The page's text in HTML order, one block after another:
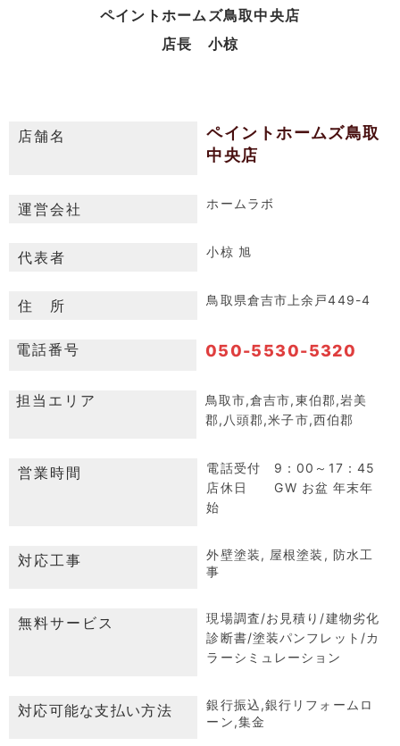
ペイントホームズ鳥取中央店
店長 小椋
店舗名
ペイントホームズ鳥取
中央店
運営会社 ホームラボ
代表者 小椋 旭
住 所 鳥取県倉吉市上余戸449-4
電話番号 050-5530-5320
担当エリア
鳥取市,倉吉市,東伯郡,岩美
郡,八頭郡,米子市,西伯郡
営業時間
電話受付 9：00～17：45
店休日 GW お盆 年末年
始
対応工事
外壁塗装, 屋根塗装, 防水工
事
無料サービス
現場調査/お見積り/建物劣化
診断書/塗装パンフレット/カ
ラーシミュレーション
対応可能な支払い方法
銀行振込,銀行リフォームロ
ーン,集金